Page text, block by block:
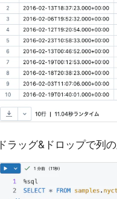
ドラッグ&ドロップで列